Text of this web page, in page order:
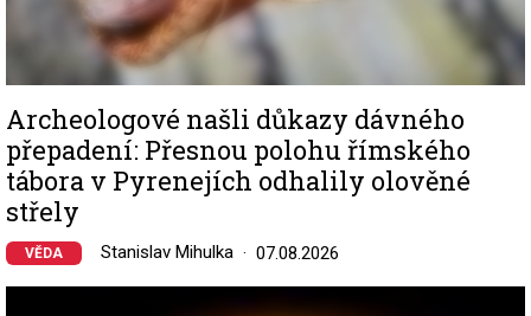
Archeologové našli důkazy dávného
přepadení: Přesnou polohu římského
tábora v Pyrenejích odhalily olověné
střely
VĚDA Stanislav Mihulka 07.08.2026